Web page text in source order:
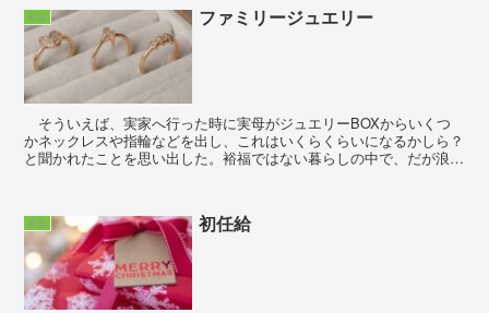
家族 ファミリージュエリー
そういえば、実家へ行った時に実母がジュエリーBOXからいくつ
かネックレスや指輪などを出し、これはいくらくらいになるかしら？
と聞かれたことを思い出した。裕福ではない暮らしの中で、だが浪費
家族 初任給